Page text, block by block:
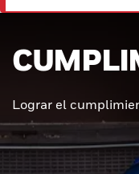
Lograr el